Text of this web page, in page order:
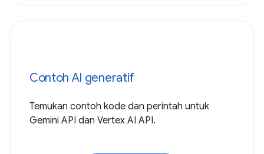
Contoh AI generatif
Temukan contoh kode dan perintah untuk
Gemini API dan Vertex AI API.